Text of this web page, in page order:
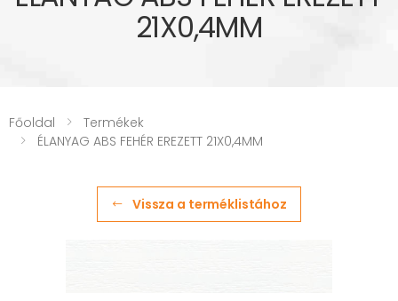
21X0,4MM
Főoldal
Termékek
ÉLANYAG ABS FEHÉR EREZETT 21X0,4MM
Vissza a terméklistához